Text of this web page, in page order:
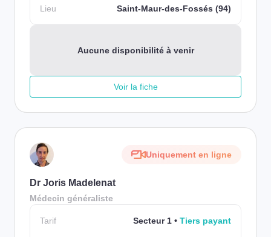
Lieu Saint-Maur-des-Fossés (94)
Aucune disponibilité à venir
Voir la fiche
Uniquement en ligne
Dr Joris Madelenat
Médecin généraliste
Tarif Secteur 1 Tiers payant